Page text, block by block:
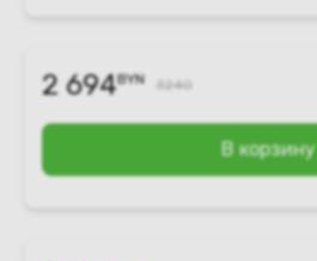
2 694BYN 3240
В корзину